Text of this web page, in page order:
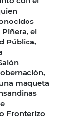
el
Pública,
maqueta
Fronterizo